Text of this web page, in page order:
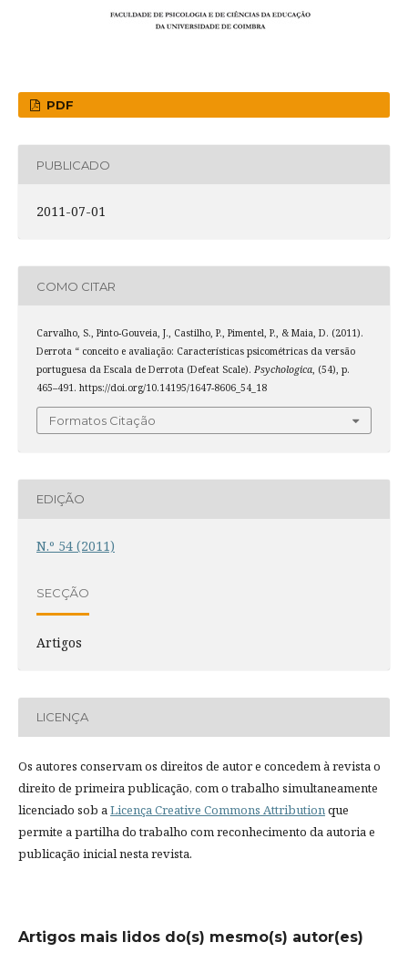
PDF
PUBLICADO
2011-07-01
COMO CITAR
Carvalho, S., Pinto-Gouveia, J., Castilho, P., Pimentel, P., & Maia, D. (2011).
Derrota “ conceito e avaliação: Características psicométricas da versão
portuguesa da Escala de Derrota (Defeat Scale). Psychologica, (54), p.
465–491. https://doi.org/10.14195/1647-8606_54_18
Formatos Citação
EDIÇÃO
N.º 54 (2011)
SECÇÃO
Artigos
LICENÇA
Os autores conservam os direitos de autor e concedem à revista o
direito de primeira publicação, com o trabalho simultaneamente
licenciado sob aLicença Creative Commons Attributionque
permite a partilha do trabalho com reconhecimento da autoria e
publicação inicial nesta revista.
Artigos mais lidos do(s) mesmo(s) autor(es)